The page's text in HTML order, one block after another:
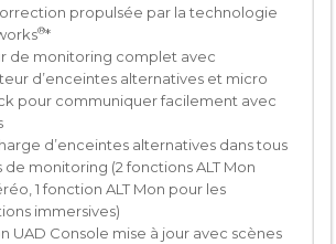
propulsée par la technologie
®*
de monitoring complet avec
d’enceintes alternatives et micro
pour communiquer facilement avec
d’enceintes alternatives dans tous
de monitoring (2 fonctions ALT Mon
1 fonction ALT Mon pour les
immersives)
UAD Console mise à jour avec scènes